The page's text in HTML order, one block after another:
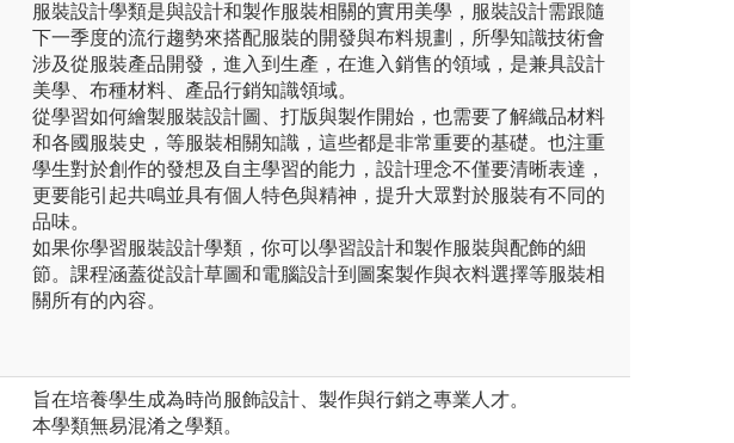
服裝設計學類是與設計和製作服裝相關的實用美學，服裝設計需跟隨
下一季度的流行趨勢來搭配服裝的開發與布料規劃，所學知識技術會
涉及從服裝產品開發，進入到生產，在進入銷售的領域，是兼具設計
美學、布種材料、產品行銷知識領域。
從學習如何繪製服裝設計圖、打版與製作開始，也需要了解織品材料
和各國服裝史，等服裝相關知識，這些都是非常重要的基礎。也注重
學生對於創作的發想及自主學習的能力，設計理念不僅要清晰表達，
更要能引起共鳴並具有個人特色與精神，提升大眾對於服裝有不同的
品味。
如果你學習服裝設計學類，你可以學習設計和製作服裝與配飾的細
節。課程涵蓋從設計草圖和電腦設計到圖案製作與衣料選擇等服裝相
關所有的內容。
旨在培養學生成為時尚服飾設計、製作與行銷之專業人才。
本學類無易混淆之學類。